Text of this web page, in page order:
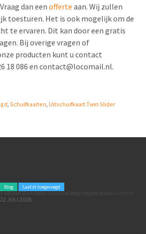
dan een offerte aan. Wij zullen
toesturen. Het is ook mogelijk om de
te ervaren. Dit kan door een gratis
Bij overige vragen of
producten kunt u contact
18 086 en contact@locomail.nl.
Schuifkaarten Uitschuifkaart Twin Slider
Blog Laatst toegevoegd
Poleposition voor je marketing: zó zet je de Formule 1 GP van Zandvoort in als marketingmoment
22 JULI 2026